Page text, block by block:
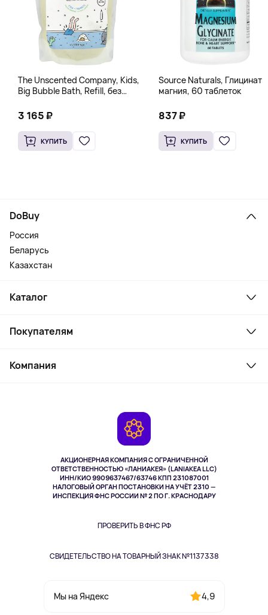
The Unscented Company, Kids,
Big Bubble Bath, Refill, без
Унции)
3 165 ₽
КУПИТЬ
Source Naturals, Глицинат
магния, 60 таблеток
837 ₽
КУПИТЬ
АКЦИОНЕРНАЯ КОМПАНИЯ С ОГРАНИЧЕННОЙ
ОТВЕТСТВЕННОСТЬЮ «ЛАНИАКЕЯ» (LANIAKEA LLC)
ИНН/КИО 9909637467/63746 КПП 231087001
НАЛОГОВЫЙ ОРГАН ПОСТАНОВКИ НА УЧЁТ 2310 —
ИНСПЕКЦИЯ ФНС РОССИИ № 2 ПО Г. КРАСНОДАРУ
ПРОВЕРИТЬ В ФНС РФ
СВИДЕТЕЛЬСТВО НА ТОВАРНЫЙ ЗНАК №1137338
Мы на Яндекс 4,9
DoBuy
Россия
Беларусь
Казахстан
Каталог
Ноутбуки, мониторы, VR
Косметика и уход
Здоровье питомцев
Одежда и аксессуары
Покупателям
Как заказать
Компания